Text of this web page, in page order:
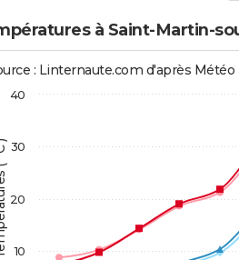
à Saint-Martin-
( °C )
: Linternaute.com d'après Météo
10
20
30
40